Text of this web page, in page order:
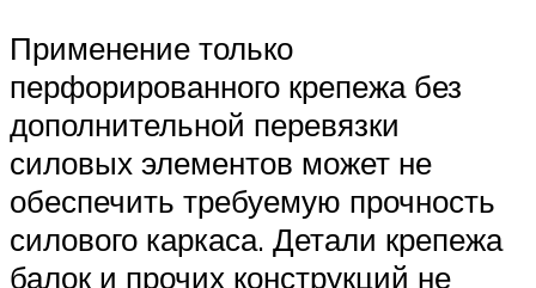
Применение только
перфорированного крепежа без
дополнительной перевязки
силовых элементов может не
обеспечить требуемую прочность
силового каркаса. Детали крепежа
балок и прочих конструкций не